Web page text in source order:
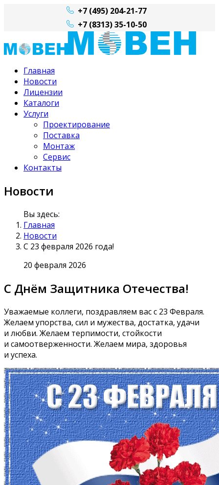
+7 (495) 204-21-77
+7 (8313) 35-10-50
Главная
Новости
Лицензии
Каталоги
Услуги
Проектирование
Поставка
Монтаж
Сервис
Контакты
Новости
Вы здесь:
Главная
Новости
С 23 февраля 2026 года!
20 февраля 2026
С Днём Защитника Отечества!
Уважаемые коллеги, поздравляем вас с 23 Февраля.
Желаем упорства, сил и мужества, достатка, удачи
и любви. Желаем терпимости, стойкости
и самоотверженности. Желаем мира, здоровья
и успеха.